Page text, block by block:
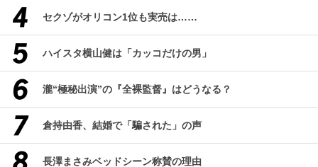
セクゾがオリコン1位も実売は……
ハイスタ横山健は「カッコだけの男」
瀧“極秘出演”の『全裸監督』はどうなる？
倉持由香、結婚で「騙された」の声
長澤まさみベッドシーン称賛の理由